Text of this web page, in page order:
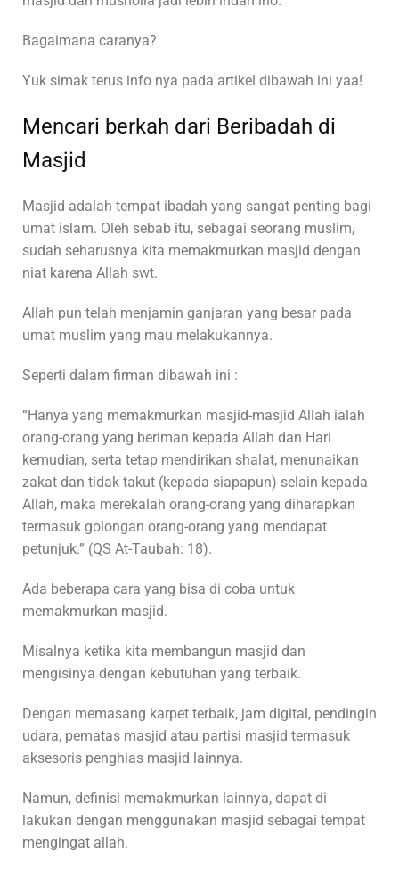
Bagaimana caranya?
Yuk simak terus info nya pada artikel dibawah ini yaa!
Mencari berkah dari Beribadah di
Masjid
Masjid adalah tempat ibadah yang sangat penting bagi
umat islam. Oleh sebab itu, sebagai seorang muslim,
sudah seharusnya kita memakmurkan masjid dengan
niat karena Allah swt.
Allah pun telah menjamin ganjaran yang besar pada
umat muslim yang mau melakukannya.
Seperti dalam firman dibawah ini :
“Hanya yang memakmurkan masjid-masjid Allah ialah
orang-orang yang beriman kepada Allah dan Hari
kemudian, serta tetap mendirikan shalat, menunaikan
zakat dan tidak takut (kepada siapapun) selain kepada
Allah, maka merekalah orang-orang yang diharapkan
termasuk golongan orang-orang yang mendapat
petunjuk.” (QS At-Taubah: 18).
Ada beberapa cara yang bisa di coba untuk
memakmurkan masjid.
Misalnya ketika kita membangun masjid dan
mengisinya dengan kebutuhan yang terbaik.
Dengan memasang karpet terbaik, jam digital, pendingin
udara, pematas masjid atau partisi masjid termasuk
aksesoris penghias masjid lainnya.
Namun, definisi memakmurkan lainnya, dapat di
lakukan dengan menggunakan masjid sebagai tempat
mengingat allah.